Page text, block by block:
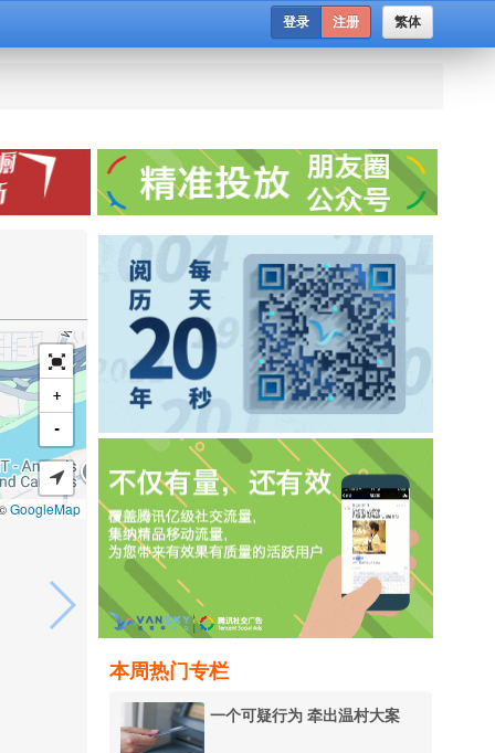
繁体
登录 注册
本周热门专栏
一个可疑行为 牵出温村大案
+
-
GoogleMap